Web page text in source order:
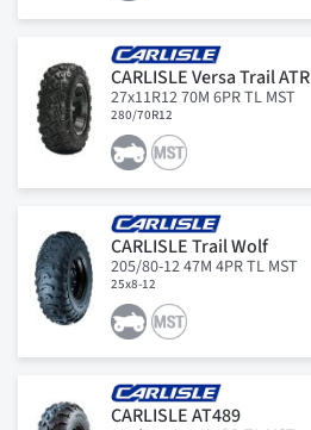
CARLISLE Versa Trail ATR
27x11R12 70M 6PR TL MST
280/70R12
CARLISLE Trail Wolf
205/80-12 47M 4PR TL MST
25x8-12
CARLISLE AT489